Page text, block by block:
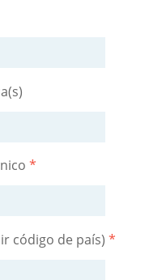
*
código de país) *